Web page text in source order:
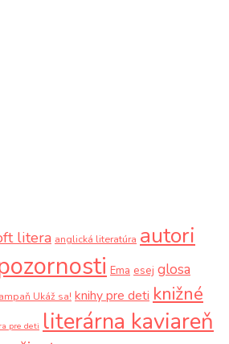
litera anglická literatúra autori
Ema esej glosa
Ukáž sa! knihy pre deti knižné
pre deti literárna kaviareň